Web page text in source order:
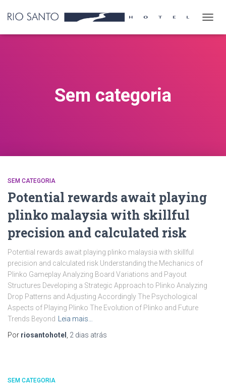
Sem categoria
SEM CATEGORIA
Potential rewards await playing
plinko malaysia with skillful
precision and calculated risk
Potential rewards await playing plinko malaysia with skillful
precision and calculated risk Understanding the Mechanics of
Plinko Gameplay Analyzing Board Variations and Payout
Structures Developing a Strategic Approach to Plinko Analyzing
Drop Patterns and Adjusting Accordingly The Psychological
Aspects of Playing Plinko The Evolution of Plinko and Future
Trends Beyond
Leia mais…
Por riosantohotel 2 dias atrás
SEM CATEGORIA